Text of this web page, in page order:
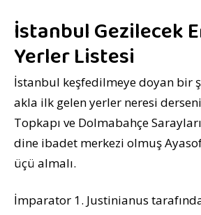
İstanbul Gezilecek
Yerler Listesi
İstanbul keşfedilmeye doyan bir
akla ilk gelen yerler neresi
Topkapı ve Dolmabahçe
dine ibadet merkezi olmuş
üçü almalı.
İmparator 1. Justinianus